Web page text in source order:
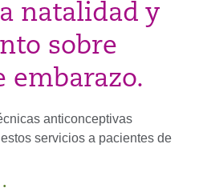
natalidad y
sobre
embarazo.
anticonceptivas
servicios a pacientes de